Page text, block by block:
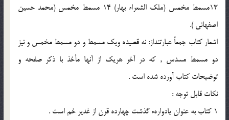
13مسمط مخمس (ملك الشعراء بهار) 14 مسمط مخمس (محمد حسين
اصفهانى ).
اشعار كتاب جمعاً عبارتنداز: نه قصيده ويك مسمط و دو مسمط مخمس و نيز
دو مسمط مسدس , كه در آخر هريك از آنها مأخذ با ذكر صفحه و
توضيحات كتاب آورده شده است .
نكات قابل توجه :
1 كتاب به عنوان يادوارهء گذشت چهارده قرن از غدير خم است .